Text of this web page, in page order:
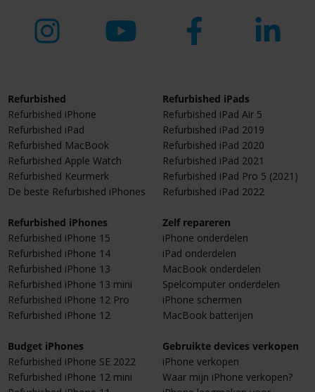
Refurbished
Refurbished iPhone
Refurbished iPad
Refurbished MacBook
Refurbished Apple Watch
Refurbished Keurmerk
De beste Refurbished iPhones
Refurbished iPhones
Refurbished iPhone 15
Refurbished iPhone 14
Refurbished iPhone 13
Refurbished iPhone 13 mini
Refurbished iPhone 12 Pro
Refurbished iPhone 12
Budget iPhones
Refurbished iPhone SE 2022
Refurbished iPhone 12 mini
Refurbished iPads
Refurbished iPad Air 5
Refurbished iPad 2019
Refurbished iPad 2020
Refurbished iPad 2021
Refurbished iPad Pro 5 (2021)
Refurbished iPad 2022
Zelf repareren
iPhone onderdelen
iPad onderdelen
MacBook onderdelen
Spelcomputer onderdelen
iPhone schermen
MacBook batterijen
Gebruikte devices verkopen
iPhone verkopen
Waar mijn iPhone verkopen?